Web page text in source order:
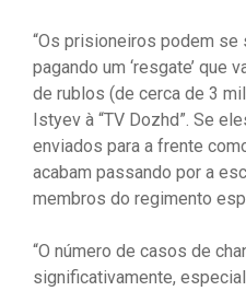
“Os prisioneiros podem
pagando um ‘resgate’ que
de rublos (de cerca de 3
Istyev à “TV Dozhd”. Se
enviados para a frente
acabam passando por a
membros do regimento
“O número de casos de
significativamente,